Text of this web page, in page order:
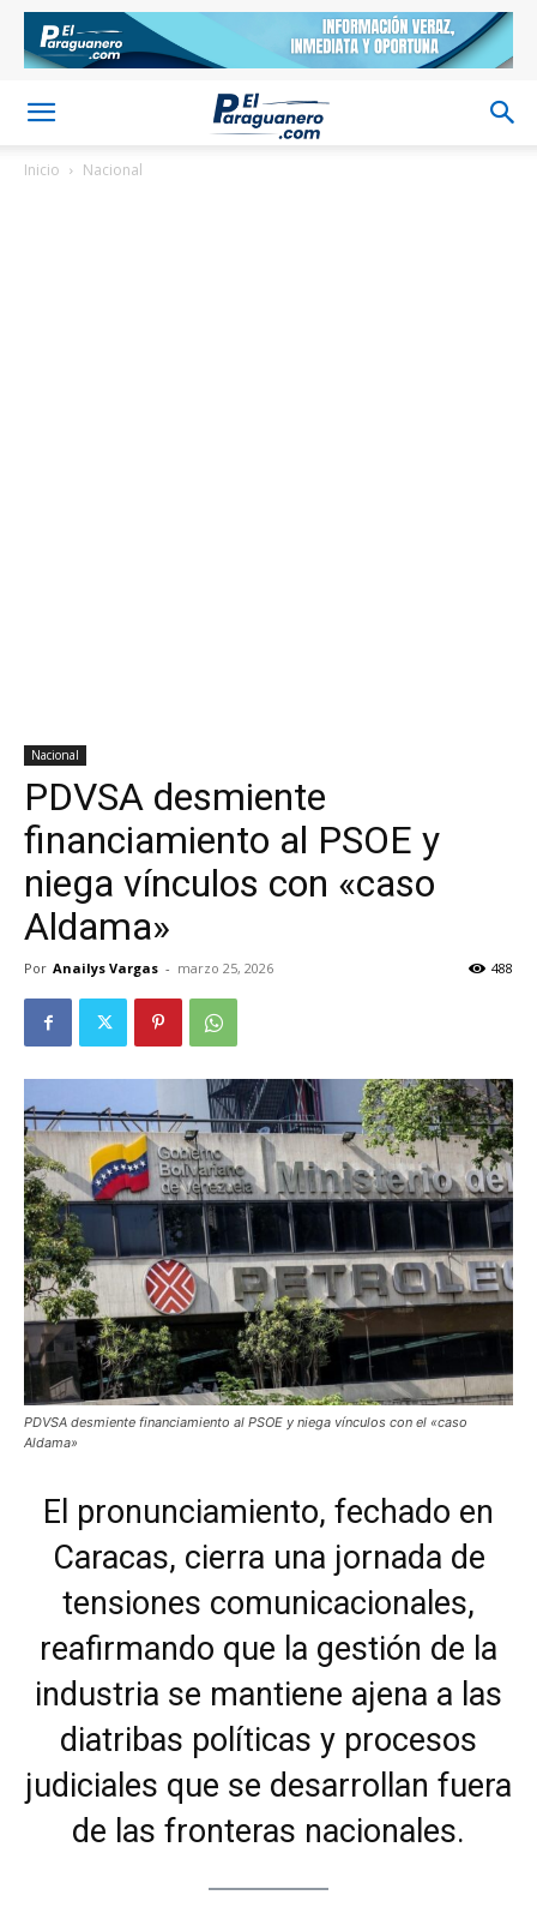
Inicio Nacional
Nacional
PDVSA desmiente
financiamiento al PSOE y
niega vínculos con «caso
Aldama»
Por Anailys Vargas - marzo 25, 2026 488
PDVSA desmiente financiamiento al PSOE y niega vínculos con el «caso
Aldama»
El pronunciamiento, fechado en
Caracas, cierra una jornada de
tensiones comunicacionales,
reafirmando que la gestión de la
industria se mantiene ajena a las
diatribas políticas y procesos
judiciales que se desarrollan fuera
de las fronteras nacionales.